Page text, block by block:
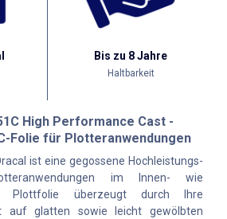
Bis zu 8 Jahre
Haltbarkeit
High Performance Cast -
Folie für Plotteranwendungen
ist eine gegossene Hochleistungs-
im Innen- wie
Plottfolie überzeugt durch Ihre
auf glatten sowie leicht gewölbten